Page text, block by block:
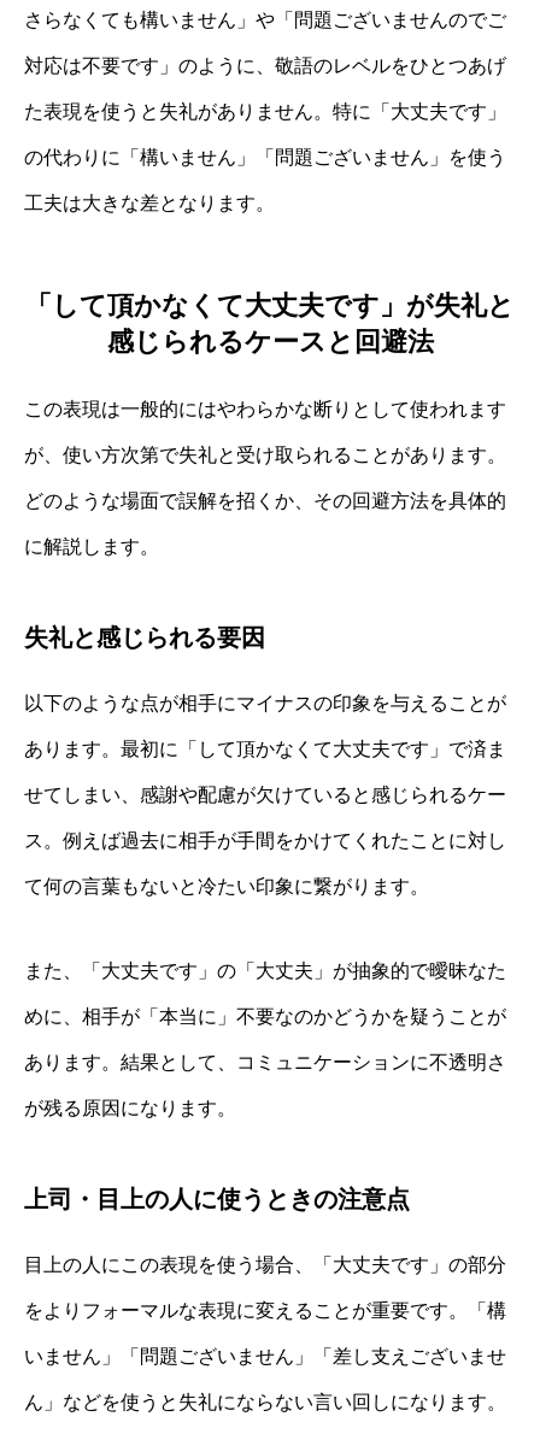
さらなくても構いません」や「問題ございませんのでご
対応は不要です」のように、敬語のレベルをひとつあげ
た表現を使うと失礼がありません。特に「大丈夫です」
の代わりに「構いません」「問題ございません」を使う
工夫は大きな差となります。
「して頂かなくて大丈夫です」が失礼と
感じられるケースと回避法
この表現は一般的にはやわらかな断りとして使われます
が、使い方次第で失礼と受け取られることがあります。
どのような場面で誤解を招くか、その回避方法を具体的
に解説します。
失礼と感じられる要因
以下のような点が相手にマイナスの印象を与えることが
あります。最初に「して頂かなくて大丈夫です」で済ま
せてしまい、感謝や配慮が欠けていると感じられるケー
ス。例えば過去に相手が手間をかけてくれたことに対し
て何の言葉もないと冷たい印象に繋がります。
また、「大丈夫です」の「大丈夫」が抽象的で曖昧なた
めに、相手が「本当に」不要なのかどうかを疑うことが
あります。結果として、コミュニケーションに不透明さ
が残る原因になります。
上司・目上の人に使うときの注意点
目上の人にこの表現を使う場合、「大丈夫です」の部分
をよりフォーマルな表現に変えることが重要です。「構
いません」「問題ございません」「差し支えございませ
ん」などを使うと失礼にならない言い回しになります。